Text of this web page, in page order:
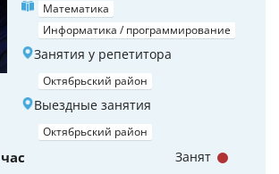
Математика
Информатика / программирование
Занятия у репетитора
Октябрьский район
Выездные занятия
Октябрьский район
Занят